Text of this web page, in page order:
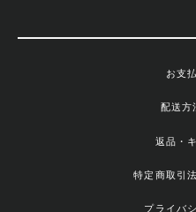
お支
配送方
返品・
特定商取引
プライバ